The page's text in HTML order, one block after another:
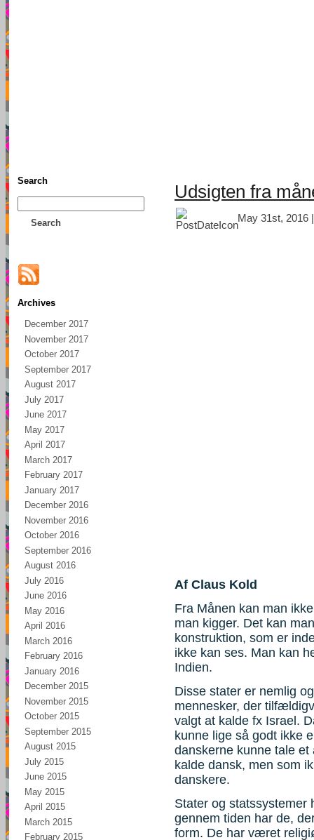
Search
Search
Archives
December 2017
November 2017
October 2017
September 2017
August 2017
July 2017
June 2017
May 2017
April 2017
March 2017
February 2017
January 2017
December 2016
November 2016
October 2016
September 2016
August 2016
July 2016
June 2016
May 2016
April 2016
March 2016
February 2016
January 2016
December 2015
November 2015
October 2015
September 2015
August 2015
July 2015
June 2015
May 2015
April 2015
March 2015
February 2015
Udsigten fra
May 31st, 2016
Af Claus Kold
Fra Månen kan man
man kigger. Det kan
konstruktion, som er
ikke kan ses. Man kan
Indien.
Disse stater er nemlig
mennesker, der
valgt at kalde fx Israel.
kunne lige så godt ikke
danskerne kunne tale
kalde dansk, men som
danskere.
Stater og statssystemer
gennem tiden har de,
form. De har været